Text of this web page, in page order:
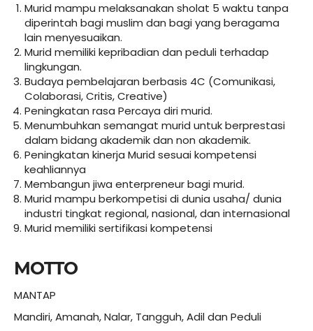
Murid mampu melaksanakan sholat 5 waktu tanpa
diperintah bagi muslim dan bagi yang beragama
lain menyesuaikan.
Murid memiliki kepribadian dan peduli terhadap
lingkungan.
Budaya pembelajaran berbasis 4C (Comunikasi,
Colaborasi, Critis, Creative)
Peningkatan rasa Percaya diri murid.
Menumbuhkan semangat murid untuk berprestasi
dalam bidang akademik dan non akademik.
Peningkatan kinerja Murid sesuai kompetensi
keahliannya
Membangun jiwa enterpreneur bagi murid.
Murid mampu berkompetisi di dunia usaha/ dunia
industri tingkat regional, nasional, dan internasional
Murid memiliki sertifikasi kompetensi
MOTTO
MANTAP
Mandiri, Amanah, Nalar, Tangguh, Adil dan Peduli